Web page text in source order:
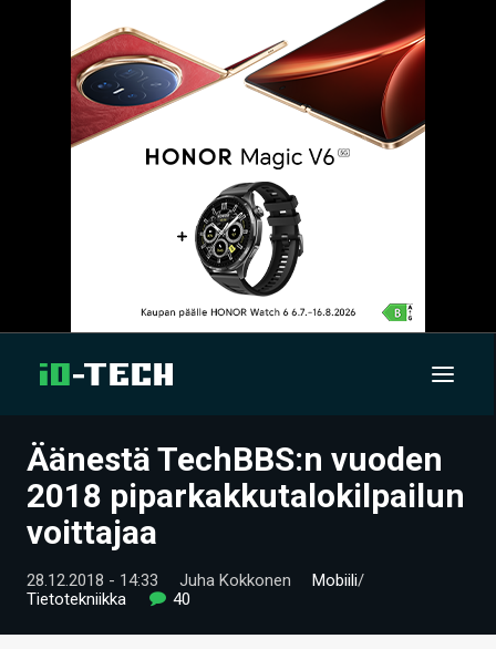
UUTISET
ARTIKKELIT
VIDEOT
Äänestä TechBBS:n vuoden
2018 piparkakkutalokilpailun
voittajaa
28.12.2018 - 14:33 Juha Kokkonen Mobiili/
Tietotekniikka
40